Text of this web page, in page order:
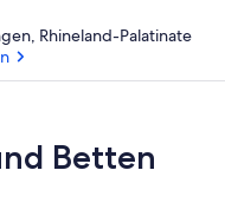
Rhineland-Palatinate
Betten